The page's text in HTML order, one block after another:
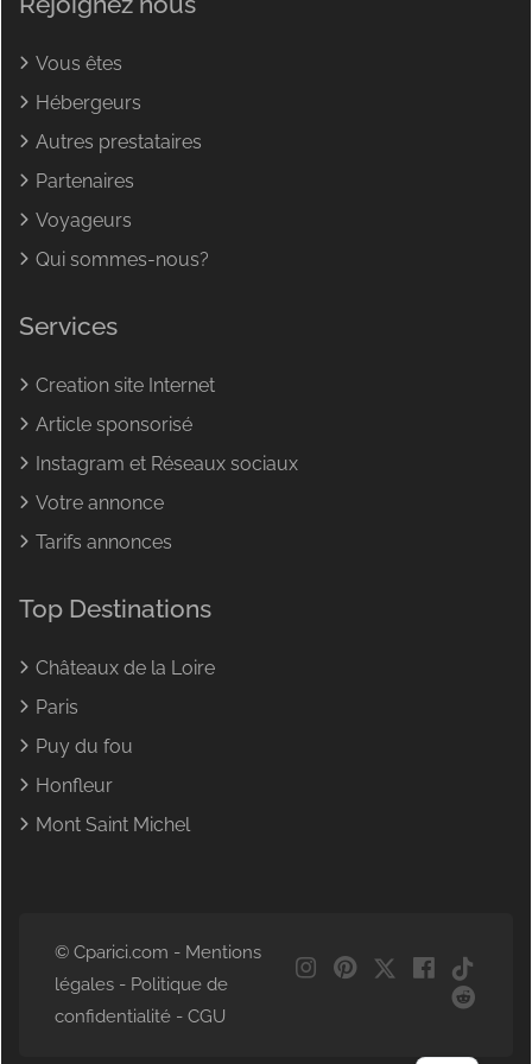
Vous êtes
Hébergeurs
Autres prestataires
Partenaires
Voyageurs
Qui sommes-nous?
Services
Creation site Internet
Article sponsorisé
Instagram et Réseaux sociaux
Votre annonce
Tarifs annonces
Top Destinations
Châteaux de la Loire
Paris
Puy du fou
Honfleur
Mont Saint Michel
© Cparici.com - Mentions
légales - Politique de
confidentialité - CGU DE
NL